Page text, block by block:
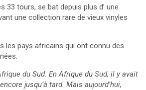
33 tours, se bat depuis plus d’ une
une collection rare de vieux vinyles
les pays africains qui ont connu des
du Sud. En Afrique du Sud, il y avait
jusqu’à tard. Mais aujourd’hui,